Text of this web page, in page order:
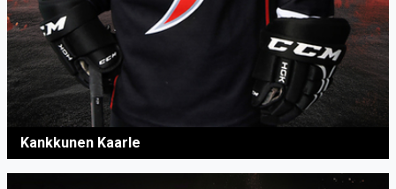
Kankkunen Kaarle